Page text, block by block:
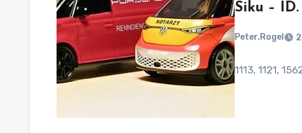
Siku – ID.
Peter.Rogel
1113, 1121,